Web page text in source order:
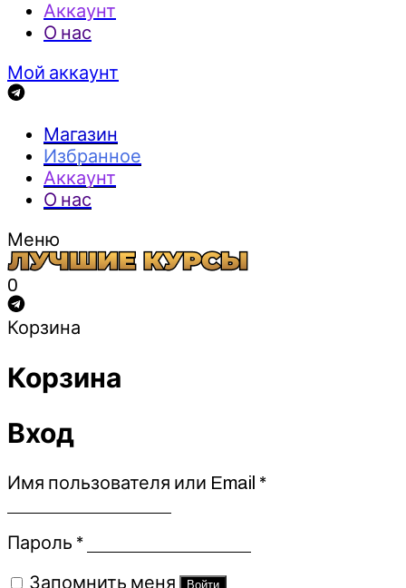
Аккаунт
О нас
Мой аккаунт
Магазин
Избранное
Аккаунт
О нас
Меню
0
Корзина
Корзина
Вход
Имя пользователя или Email *Обязательно
Пароль *Обязательно
Запомнить меня Войти